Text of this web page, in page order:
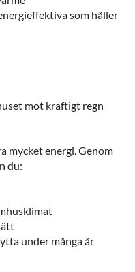
som håller
mot kraftigt regn
mycket energi. Genom
du:
under många år